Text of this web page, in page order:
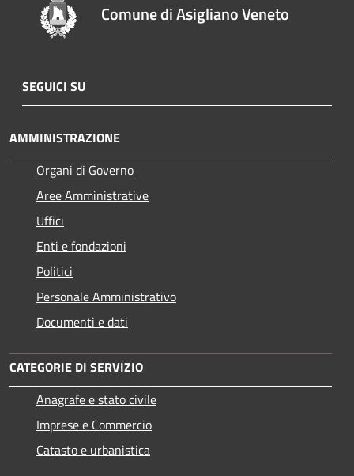
Comune di Asigliano Veneto
SEGUICI SU
AMMINISTRAZIONE
Organi di Governo
Aree Amministrative
Uffici
Enti e fondazioni
Politici
Personale Amministrativo
Documenti e dati
CATEGORIE DI SERVIZIO
Anagrafe e stato civile
Imprese e Commercio
Catasto e urbanistica